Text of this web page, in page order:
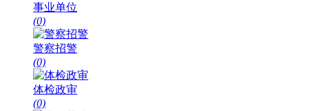
事业单位
(0)
警察招警
(0)
体检政审
(0)